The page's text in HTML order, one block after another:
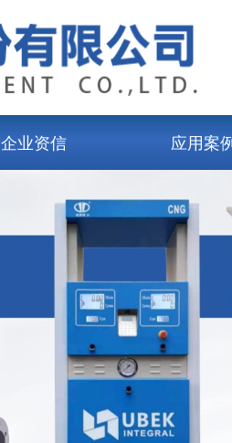
企业资信 应用案